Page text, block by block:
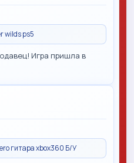
wilds ps5
Игра пришла в
гитара xbox360 Б/У